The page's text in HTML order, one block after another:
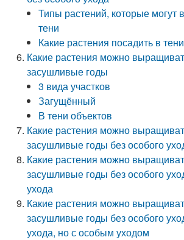
Типы растений, которые могут
тени
Какие растения посадить в
Какие растения можно
засушливые годы
3 вида участков
Загущённый
В тени объектов
Какие растения можно
засушливые годы без особого
Какие растения можно
засушливые годы без особого
ухода
Какие растения можно
засушливые годы без особого
ухода, но с особым уходом